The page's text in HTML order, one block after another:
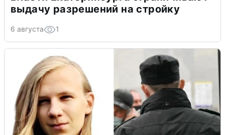
выдачу разрешений на стройку
6 августа 1